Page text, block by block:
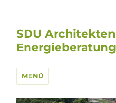
SDU Architekten
Energieberatung
MENÜ